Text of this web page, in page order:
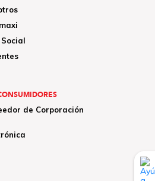
de Corporación